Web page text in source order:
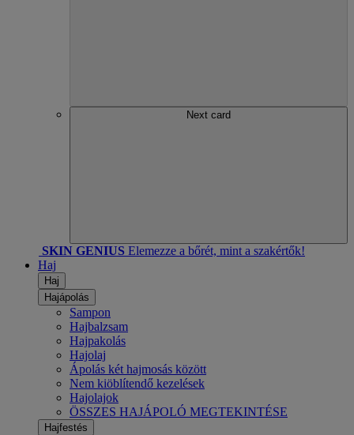
Next card
SKIN GENIUS Elemezze a bőrét, mint a szakértők!
Haj
Haj
Hajápolás
Sampon
Hajbalzsam
Hajpakolás
Hajolaj
Ápolás két hajmosás között
Nem kiöblítendő kezelések
Hajolajok
ÖSSZES HAJÁPOLÓ MEGTEKINTÉSE
Hajfestés